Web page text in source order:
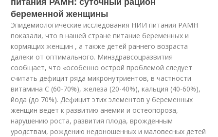
беременной женщины
Эпидемиологические исследования НИИ питания РАМН
показали, что в нашей стране питание беременных и
кормящих женщин , а также детей раннего возраста
далеки от оптимального. Минздравсоцразвития
сообщает, что «особенно острой проблемой следует
считать дефицит ряда микронутриентов, в частности
витамина C (60-70%), железа (20-40%), кальция (40-60%),
йода (до 70%). Дефицит этих элементов у беременных
женщин ведет к развитию анемии и остеопороза,
нарушению роста, развития плода, врожденным
уродствам, рождению недоношенных и маловесных детей